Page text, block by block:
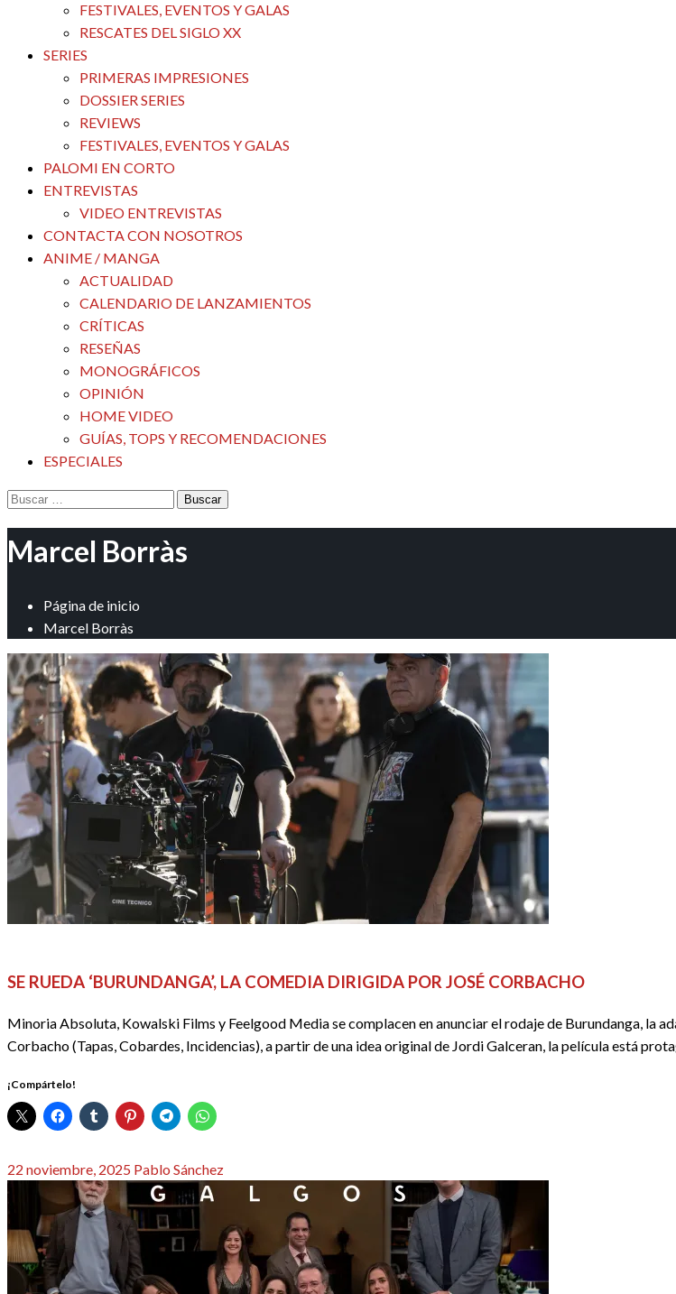
FESTIVALES, EVENTOS Y GALAS
RESCATES DEL SIGLO XX
SERIES
PRIMERAS IMPRESIONES
DOSSIER SERIES
REVIEWS
FESTIVALES, EVENTOS Y GALAS
PALOMI EN CORTO
ENTREVISTAS
VIDEO ENTREVISTAS
CONTACTA CON NOSOTROS
ANIME / MANGA
ACTUALIDAD
CALENDARIO DE LANZAMIENTOS
CRÍTICAS
RESEÑAS
MONOGRÁFICOS
OPINIÓN
HOME VIDEO
GUÍAS, TOPS Y RECOMENDACIONES
ESPECIALES
Buscar:
Marcel Borràs
Página de inicio
Marcel Borràs
SE RUEDA ‘BURUNDANGA’, LA COMEDIA DIRIGIDA POR JOSÉ CORBACHO
Minoria Absoluta, Kowalski Films y Feelgood Media se complacen en anunciar el rodaje de Burundanga,
Corbacho (Tapas, Cobardes, Incidencias), a partir de una idea original de Jordi Galceran, la película está
¡Compártelo!
Publicado
el
22 noviembre, 2025 Pablo Sánchez